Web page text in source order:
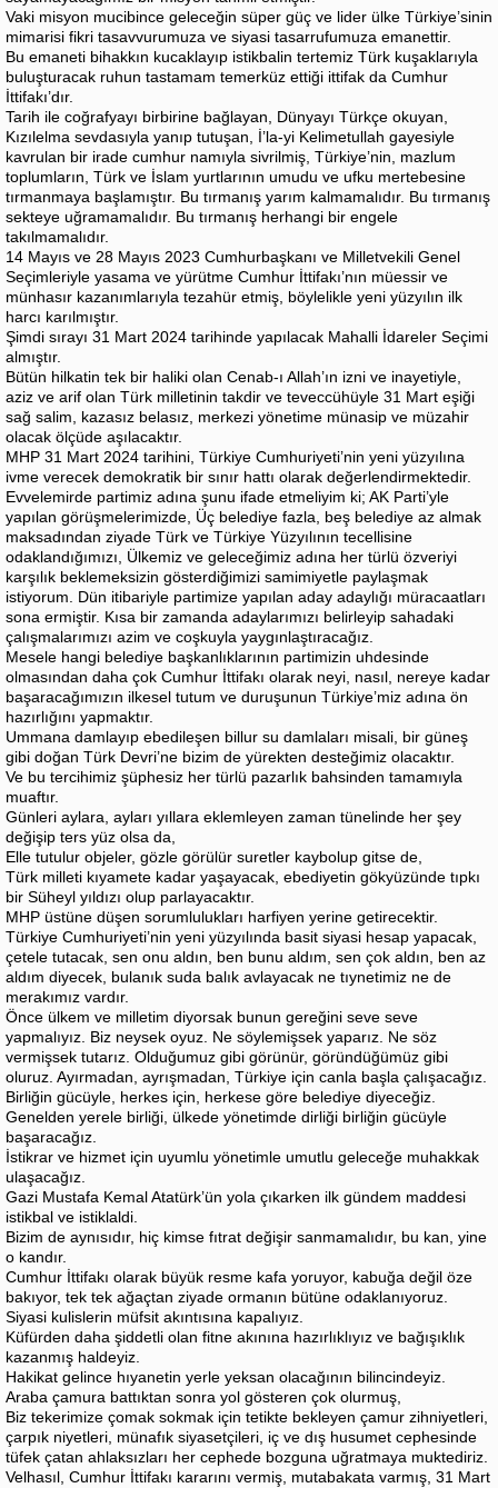
Vaki misyon mucibince geleceğin süper güç ve lider ülke Türkiye’sinin
mimarisi fikri tasavvurumuza ve siyasi tasarrufumuza emanettir.
Bu emaneti bihakkın kucaklayıp istikbalin tertemiz Türk kuşaklarıyla
buluşturacak ruhun tastamam temerküz ettiği ittifak da Cumhur
İttifakı’dır.
Tarih ile coğrafyayı birbirine bağlayan, Dünyayı Türkçe okuyan,
Kızılelma sevdasıyla yanıp tutuşan, İ’la-yi Kelimetullah gayesiyle
kavrulan bir irade cumhur namıyla sivrilmiş, Türkiye’nin, mazlum
toplumların, Türk ve İslam yurtlarının umudu ve ufku mertebesine
tırmanmaya başlamıştır. Bu tırmanış yarım kalmamalıdır. Bu tırmanış
sekteye uğramamalıdır. Bu tırmanış herhangi bir engele
takılmamalıdır.
14 Mayıs ve 28 Mayıs 2023 Cumhurbaşkanı ve Milletvekili Genel
Seçimleriyle yasama ve yürütme Cumhur İttifakı’nın müessir ve
münhasır kazanımlarıyla tezahür etmiş, böylelikle yeni yüzyılın ilk
harcı karılmıştır.
Şimdi sırayı 31 Mart 2024 tarihinde yapılacak Mahalli İdareler Seçimi
almıştır.
Bütün hilkatin tek bir haliki olan Cenab-ı Allah’ın izni ve inayetiyle,
aziz ve arif olan Türk milletinin takdir ve teveccühüyle 31 Mart eşiği
sağ salim, kazasız belasız, merkezi yönetime münasip ve müzahir
olacak ölçüde aşılacaktır.
MHP 31 Mart 2024 tarihini, Türkiye Cumhuriyeti’nin yeni yüzyılına
ivme verecek demokratik bir sınır hattı olarak değerlendirmektedir.
Evvelemirde partimiz adına şunu ifade etmeliyim ki; AK Parti’yle
yapılan görüşmelerimizde, Üç belediye fazla, beş belediye az almak
maksadından ziyade Türk ve Türkiye Yüzyılının tecellisine
odaklandığımızı, Ülkemiz ve geleceğimiz adına her türlü özveriyi
karşılık beklemeksizin gösterdiğimizi samimiyetle paylaşmak
istiyorum. Dün itibariyle partimize yapılan aday adaylığı müracaatları
sona ermiştir. Kısa bir zamanda adaylarımızı belirleyip sahadaki
çalışmalarımızı azim ve coşkuyla yaygınlaştıracağız.
Mesele hangi belediye başkanlıklarının partimizin uhdesinde
olmasından daha çok Cumhur İttifakı olarak neyi, nasıl, nereye kadar
başaracağımızın ilkesel tutum ve duruşunun Türkiye’miz adına ön
hazırlığını yapmaktır.
Ummana damlayıp ebedileşen billur su damlaları misali, bir güneş
gibi doğan Türk Devri’ne bizim de yürekten desteğimiz olacaktır.
Ve bu tercihimiz şüphesiz her türlü pazarlık bahsinden tamamıyla
muaftır.
Günleri aylara, ayları yıllara eklemleyen zaman tünelinde her şey
değişip ters yüz olsa da,
Elle tutulur objeler, gözle görülür suretler kaybolup gitse de,
Türk milleti kıyamete kadar yaşayacak, ebediyetin gökyüzünde tıpkı
bir Süheyl yıldızı olup parlayacaktır.
MHP üstüne düşen sorumlulukları harfiyen yerine getirecektir.
Türkiye Cumhuriyeti’nin yeni yüzyılında basit siyasi hesap yapacak,
çetele tutacak, sen onu aldın, ben bunu aldım, sen çok aldın, ben az
aldım diyecek, bulanık suda balık avlayacak ne tıynetimiz ne de
merakımız vardır.
Önce ülkem ve milletim diyorsak bunun gereğini seve seve
yapmalıyız. Biz neysek oyuz. Ne söylemişsek yaparız. Ne söz
vermişsek tutarız. Olduğumuz gibi görünür, göründüğümüz gibi
oluruz. Ayırmadan, ayrışmadan, Türkiye için canla başla çalışacağız.
Birliğin gücüyle, herkes için, herkese göre belediye diyeceğiz.
Genelden yerele birliği, ülkede yönetimde dirliği birliğin gücüyle
başaracağız.
İstikrar ve hizmet için uyumlu yönetimle umutlu geleceğe muhakkak
ulaşacağız.
Gazi Mustafa Kemal Atatürk’ün yola çıkarken ilk gündem maddesi
istikbal ve istiklaldi.
Bizim de aynısıdır, hiç kimse fıtrat değişir sanmamalıdır, bu kan, yine
o kandır.
Cumhur İttifakı olarak büyük resme kafa yoruyor, kabuğa değil öze
bakıyor, tek tek ağaçtan ziyade ormanın bütüne odaklanıyoruz.
Siyasi kulislerin müfsit akıntısına kapalıyız.
Küfürden daha şiddetli olan fitne akınına hazırlıklıyız ve bağışıklık
kazanmış haldeyiz.
Hakikat gelince hıyanetin yerle yeksan olacağının bilincindeyiz.
Araba çamura battıktan sonra yol gösteren çok olurmuş,
Biz tekerimize çomak sokmak için tetikte bekleyen çamur zihniyetleri,
çarpık niyetleri, münafık siyasetçileri, iç ve dış husumet cephesinde
tüfek çatan ahlaksızları her cephede bozguna uğratmaya muktediriz.
Velhasıl, Cumhur İttifakı kararını vermiş, mutabakata varmış, 31 Mart